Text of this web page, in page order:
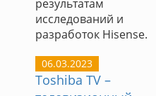
результатам
исследований и
разработок Hisense.
06.03.2023
Toshiba TV –